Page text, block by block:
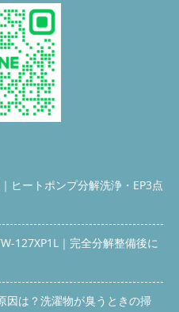
ヒートポンプ分解洗浄・EP3点
127XP1L｜完全分解整備後に
因は？洗濯物が臭うときの掃